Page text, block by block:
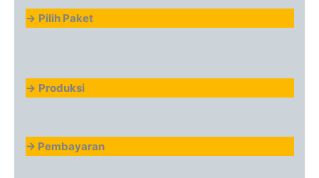
-> Pilih Paket
-> Produksi
-> Pembayaran